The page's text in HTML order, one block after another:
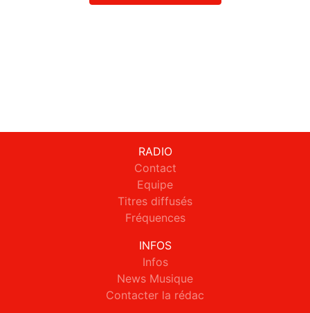
RADIO
Contact
Equipe
Titres diffusés
Fréquences
INFOS
Infos
News Musique
Contacter la rédac